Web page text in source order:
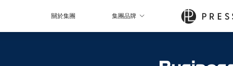
關於集團 集團品牌